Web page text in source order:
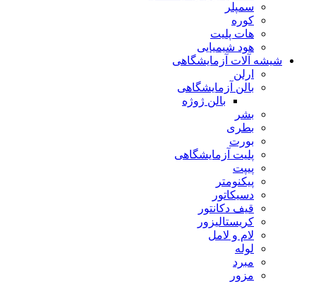
سمپلر
کوره
هات پلیت
هود شیمیایی
شیشه آلات آزمایشگاهی
ارلن
بالن آزمایشگاهی
بالن ژوژه
بشر
بطری
بورت
پلیت آزمایشگاهی
پیپت
پیکنومتر
دسیکاتور
قیف دکانتور
کریستالیزور
لام و لامل
لوله
مبرد
مزور